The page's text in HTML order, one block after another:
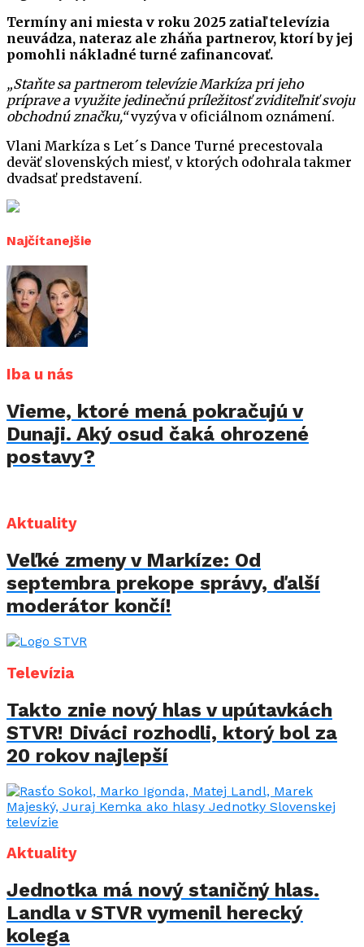
Termíny ani miesta v roku 2025 zatiaľ televízia
neuvádza, nateraz ale zháňa partnerov, ktorí by jej
pomohli nákladné turné zafinancovať.
„Staňte sa partnerom televízie Markíza pri jeho
príprave a využite jedinečnú príležitosť zviditeľniť svoju
obchodnú značku,“vyzýva v oficiálnom oznámení.
Vlani Markíza s Let´s Dance Turné precestovala
deväť slovenských miesť, v ktorých odohrala takmer
dvadsať predstavení.
Najčítanejšie
Iba u nás
Vieme, ktoré mená pokračujú v
Dunaji. Aký osud čaká ohrozené
postavy?
Aktuality
Veľké zmeny v Markíze: Od
septembra prekope správy, ďalší
moderátor končí!
Televízia
Takto znie nový hlas v upútavkách
STVR! Diváci rozhodli, ktorý bol za
20 rokov najlepší
Aktuality
Jednotka má nový staničný hlas.
Landla v STVR vymenil herecký
kolega